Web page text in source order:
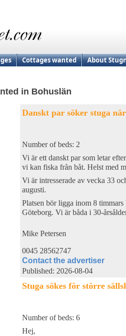
Cottages wanted About
in Bohuslän
Danskt par söker stuga
Number of beds: 2
Vi är ett danskt par som letar
vi kan fiska från båt. Helst med
Vi är intresserade av vecka 33
augusti.
Platsen bör ligga inom 8
Göteborg. Vi är båda i 30-
Mike Petersen
0045 28562747
Contact the advertiser
Published: 2026-08-04
Stuga sökes för större
Number of beds: 6
Hej,